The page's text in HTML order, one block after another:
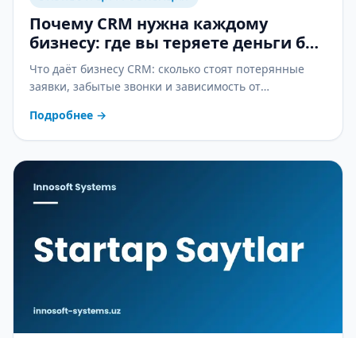
Почему CRM нужна каждому
бизнесу: где вы теряете деньги без
неё
Что даёт бизнесу CRM: сколько стоят потерянные
заявки, забытые звонки и зависимость от
Подробнее →